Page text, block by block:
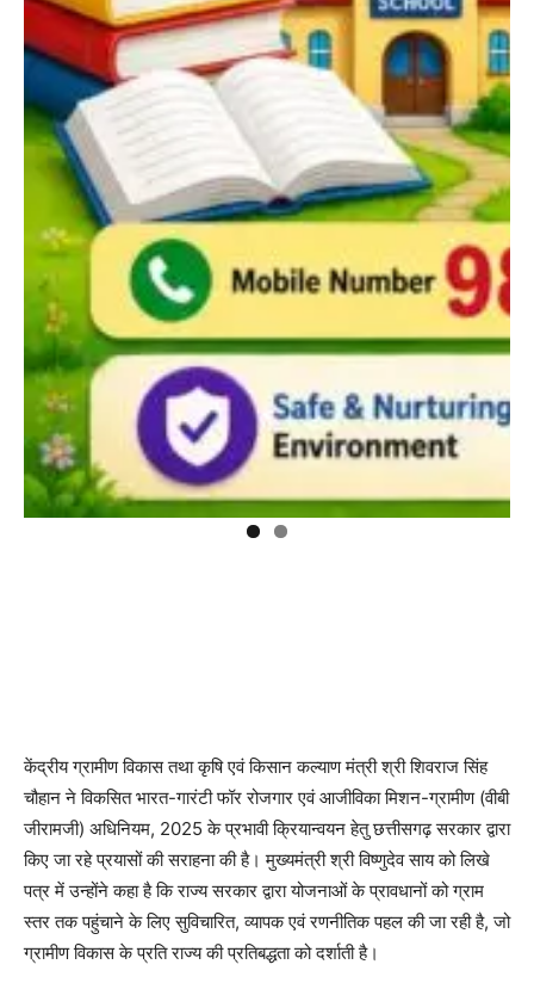
केंद्रीय ग्रामीण विकास तथा कृषि एवं किसान कल्याण मंत्री श्री शिवराज सिंह
चौहान ने विकसित भारत-गारंटी फॉर रोजगार एवं आजीविका मिशन-ग्रामीण (वीबी
जीरामजी) अधिनियम, 2025 के प्रभावी क्रियान्वयन हेतु छत्तीसगढ़ सरकार द्वारा
किए जा रहे प्रयासों की सराहना की है। मुख्यमंत्री श्री विष्णुदेव साय को लिखे
पत्र में उन्होंने कहा है कि राज्य सरकार द्वारा योजनाओं के प्रावधानों को ग्राम
स्तर तक पहुंचाने के लिए सुविचारित, व्यापक एवं रणनीतिक पहल की जा रही है, जो
ग्रामीण विकास के प्रति राज्य की प्रतिबद्धता को दर्शाती है।